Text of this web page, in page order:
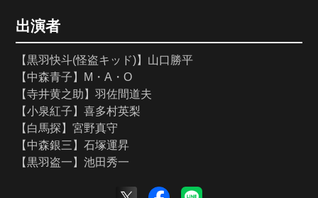
出演者
【黒羽快斗(怪盗キッド)】山口勝平
【中森青子】M・A・O
【寺井黄之助】羽佐間道夫
【小泉紅子】喜多村英梨
【白馬探】宮野真守
【中森銀三】石塚運昇
【黒羽盗一】池田秀一